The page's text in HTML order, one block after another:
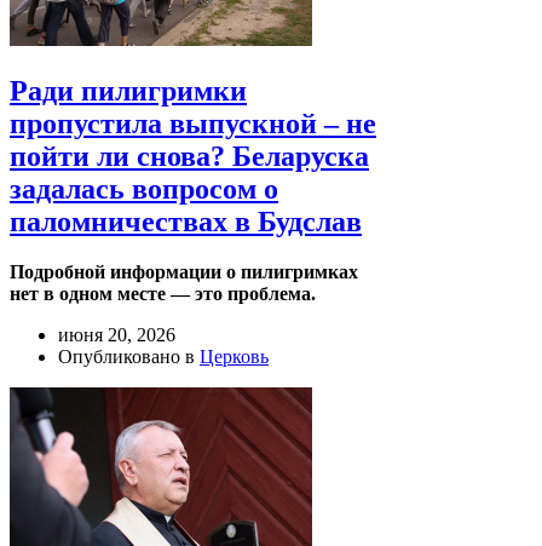
Ради пилигримки
пропустила выпускной – не
пойти ли снова? Беларуска
задалась вопросом о
паломничествах в Будслав
Подробной информации о пилигримках
нет в одном месте — это проблема.
июня 20, 2026
Опубликовано в Церковь